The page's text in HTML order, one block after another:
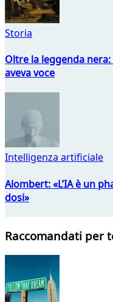
Storia
Oltre la leggenda
aveva voce
Intelligenza artificiale
Alombert: «L’IA è un
dosi»
Raccomandati per